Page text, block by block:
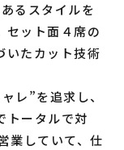
るスタイルを
セット面４席の
いたカット技術
レ”を追求し、
トータルで対
業していて、仕